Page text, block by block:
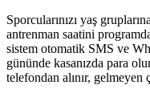
Sporcularınızı yaş
antrenman saatini
sistem otomatik SMS ve
gününde kasanızda para
telefondan alınır,